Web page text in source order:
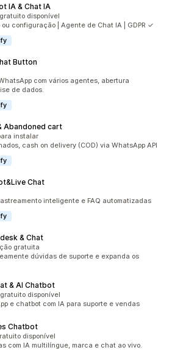
IA & Chat IA
todo
disponível
ou configuração | Agente de Chat IA | GDPR ✓
Button
com vários agentes, abertura
de dados.
Abandoned cart
instalar
cash on delivery (COD) via WhatsApp API
Chat
inteligente e FAQ automatizadas
& Chat
todogratuita
dúvidas de suporte e expanda os
& AI Chatbot
todo
disponível
e chatbot com IA para suporte e vendas
Chatbot
disponível
com IA multilíngue, marca e chat ao vivo.